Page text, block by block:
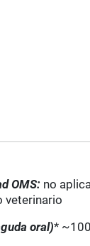
OMS: no
veterinario
oral)*